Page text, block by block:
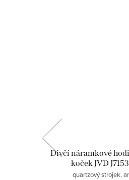
Dívčí náramkové
koček JVD
quartzový strojek,